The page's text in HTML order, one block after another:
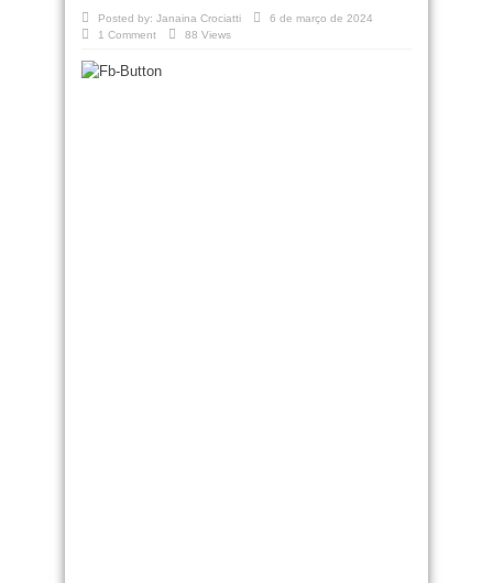
Posted by: Janaina Crociatti
6 de março de 2024
1 Comment
88 Views